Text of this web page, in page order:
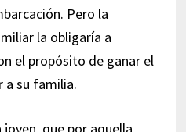
Pero la
la obligaría a
el propósito de ganar el
a su familia.